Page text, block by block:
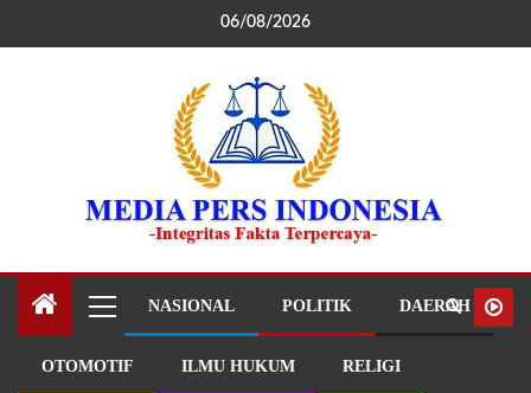
06/08/2026
NASIONAL POLITIK DAERAH
OTOMOTIF ILMU HUKUM RELIGI